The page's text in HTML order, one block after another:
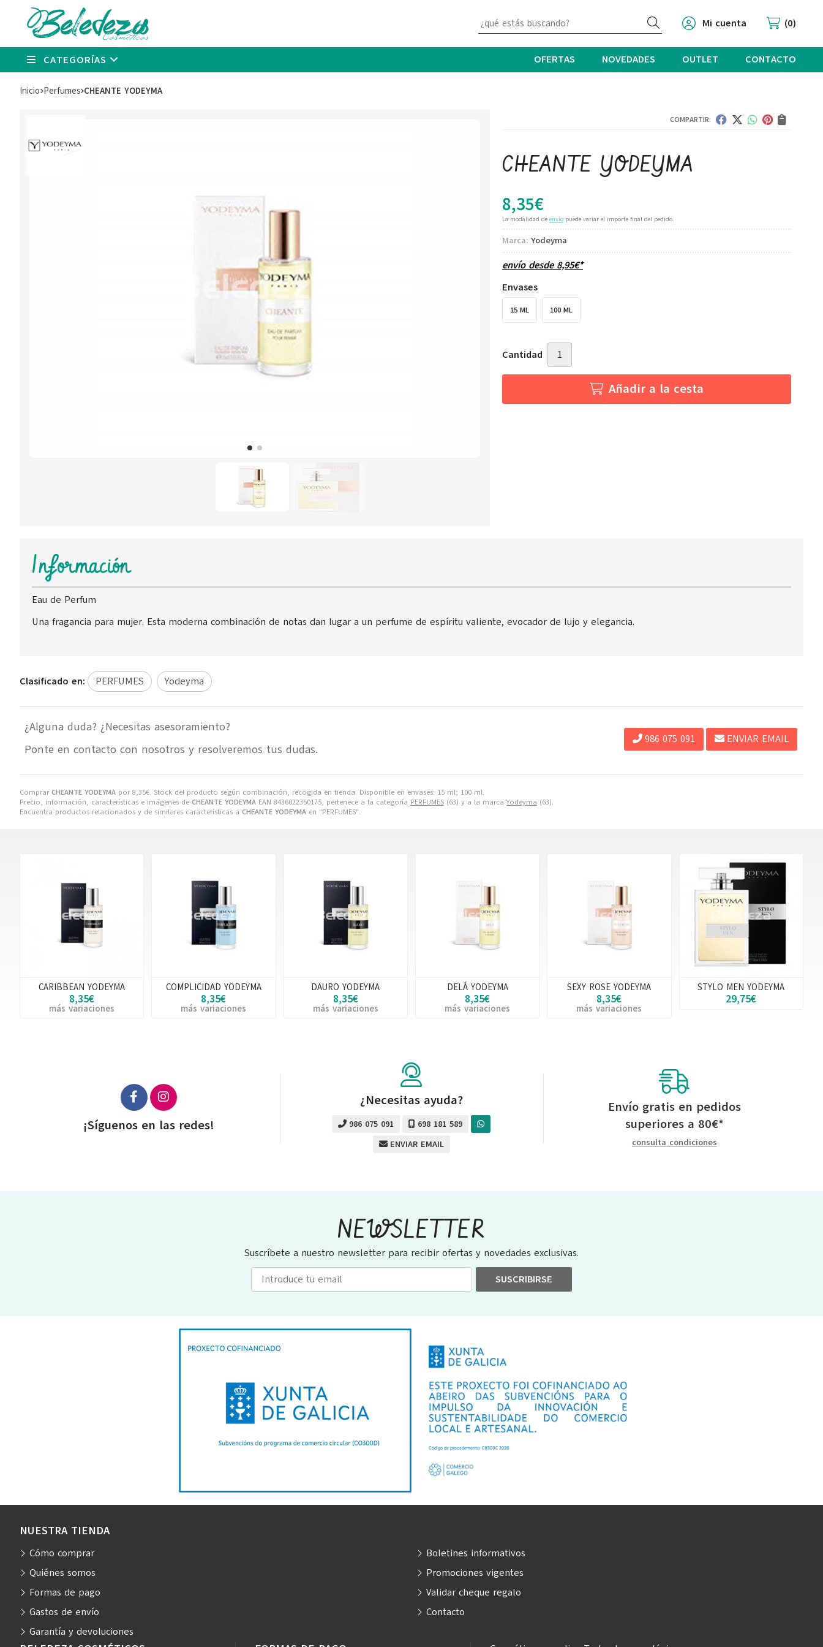
Buscar Mi cuenta 0
CATEGORÍAS OFERTAS NOVEDADES OUTLET CONTACTO
Inicio perfumes CHEANTE YODEYMA
COMPARTIR:
CHEANTE YODEYMA
8,35€
La modalidad de envío puede variar el importe final del pedido.
Marca: Yodeyma
envío desde 8,95€*
Envases
15 ML 100 ML
Cantidad
Añadir a la cesta
Comprar CHEANTE YODEYMA por 8,35€. Stock del producto según combinación, recogida en tienda. Disponible en envases: 15 ml; 100 ml.
Precio, información, características e imágenes de CHEANTE YODEYMA EAN 8436022350175, pertenece a la categoría PERFUMES (63) y a la marca Yodeyma (63).
Encuentra productos relacionados y de similares características a CHEANTE YODEYMA en "PERFUMES".
Información
Eau de Perfum
Una fragancia para mujer. Esta moderna combinación de notas dan lugar a un perfume de espíritu valiente, evocador de lujo y elegancia.
Clasificado en: PERFUMES Yodeyma
¿Alguna duda? ¿Necesitas asesoramiento?
Ponte en contacto con nosotros y resolveremos tus dudas.
986 075 091 ENVIAR EMAIL
CARIBBEAN YODEYMA
8,35€
más variaciones
COMPLICIDAD YODEYMA
8,35€
más variaciones
DAURO YODEYMA
8,35€
más variaciones
DELÁ YODEYMA
8,35€
más variaciones
SEXY ROSE YODEYMA
8,35€
más variaciones
STYLO MEN YODEYMA
29,75€
¡Síguenos en las redes!
¿Necesitas ayuda?
986 075 091
698 181 589
ENVIAR EMAIL
Envío gratis en pedidos
superiores a 80€*
consulta condiciones
NEWSLETTER
Suscríbete a nuestro newsletter para recibir ofertas y novedades exclusivas.
SUSCRIBIRSE
NUESTRA TIENDA
Cómo comprar
Quiénes somos
Formas de pago
Gastos de envío
Garantía y devoluciones
Boletines informativos
Promociones vigentes
Validar cheque regalo
Contacto